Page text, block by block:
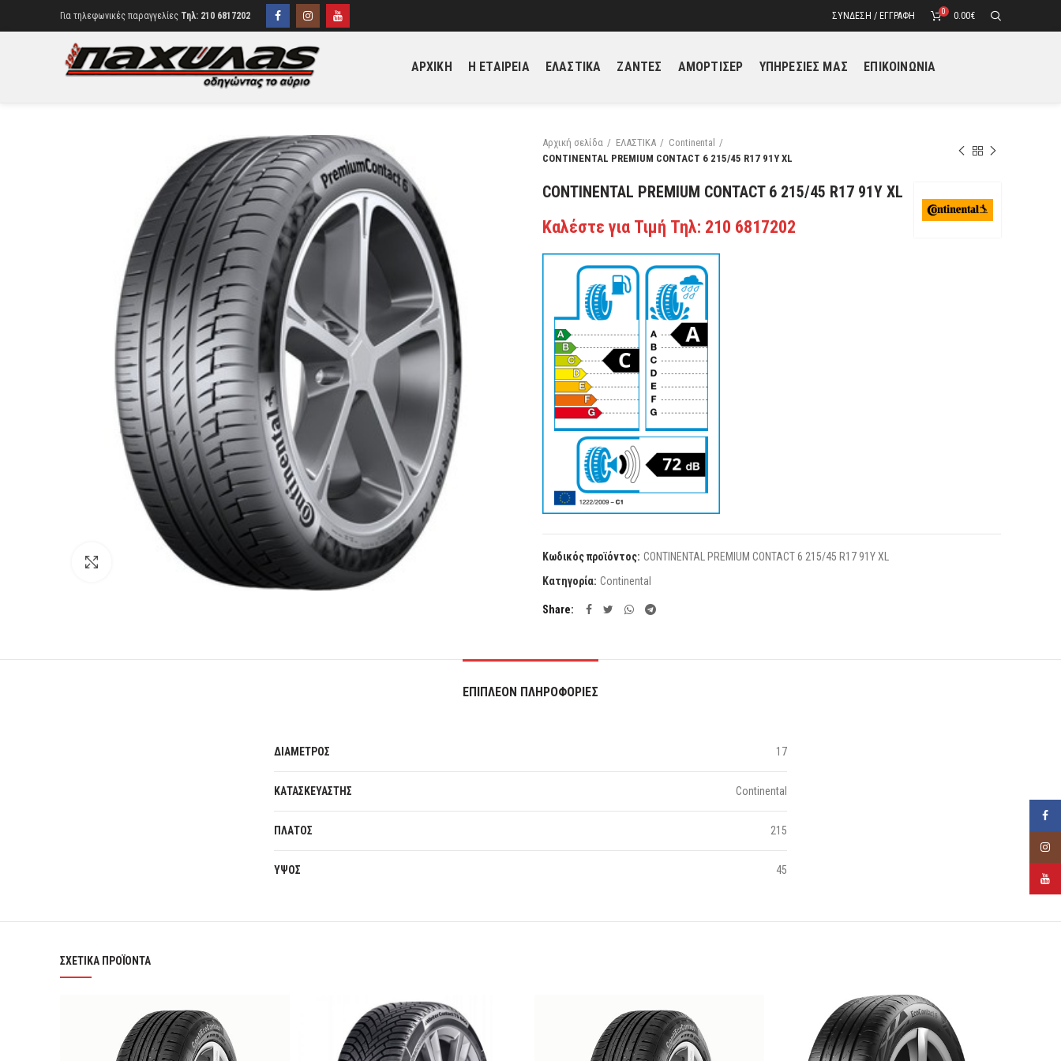
Για τηλεφωνικές παραγγελίες Τηλ: 210 6817202 ΣΎΝΔΕΣΗ / ΕΓΓΡΑΦΉ 0 0.00€
ΑΡΧΙΚΗ H ΕΤΑΙΡΕΙΑ ΕΛΑΣΤΙΚΑ ΖΑΝΤΕΣ ΑΜΟΡΤΙΣΕΡ ΥΠΗΡΕΣΙΕΣ ΜΑΣ ΕΠΙΚΟΙΝΩΝΙΑ
Κάντε κλικ για μεγέθυνση
Αρχική σελίδα ΕΛΑΣΤΙΚΑ
Continental
CONTINENTAL PREMIUM CONTACT 6 215/45 R17 91Y XL
CONTINENTAL PREMIUM CONTACT 6 215/45 R17 91Y XL
Καλέστε για Τιμή Τηλ: 210 6817202
Κωδικός προϊόντος: CONTINENTAL PREMIUM CONTACT 6 215/45 R17 91Y XL
Κατηγορία: Continental
Share
ΕΠΙΠΛΈΟΝ ΠΛΗΡΟΦΟΡΊΕΣ
ΔΙΑΜΕΤΡΟΣ 17
ΚΑΤΑΣΚΕΥΑΣΤΗΣ Continental
ΠΛΑΤΟΣ 215
ΥΨΟΣ 45
ΣΧΕΤΙΚΆ ΠΡΟΪΌΝΤΑ